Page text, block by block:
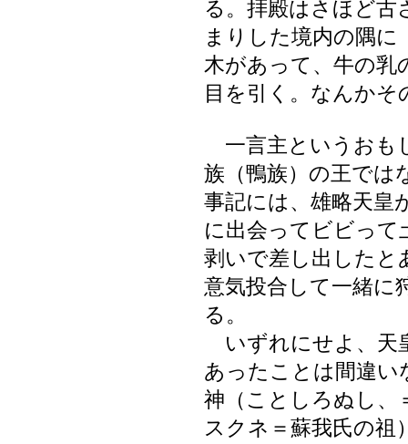
る。拝殿はさほど
まりした境内の隅
木があって、牛の乳
目を引く。なんか
一言主というおも
族（鴨族）の王では
事記には、雄略天皇
に出会ってビビって
剥いで差し出したと
意気投合して一緒に
る。
いずれにせよ、天
あったことは間違い
神（ことしろぬし、
スクネ＝蘇我氏の祖